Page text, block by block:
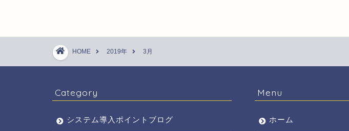
HOME 2019年 3月
Category
システム導入ポイントブログ
Menu
ホーム